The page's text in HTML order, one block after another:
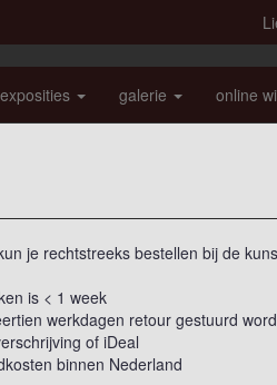
exposities galerie online
je rechtstreeks bestellen bij de
is < 1 week
werkdagen retour gestuurd
of iDeal
binnen Nederland